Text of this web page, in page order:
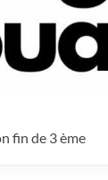
fin de 3 ème